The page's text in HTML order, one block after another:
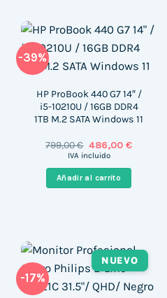
€.
-39%
HP ProBook 440 G7 14″ /
i5-10210U / 16GB DDR4
1TB M.2 SATA Windows 11
799,00€ El
precio
era:
799,00 €.
486,00 €El
es:
486,00
IVA incluido
Añadir al carrito
-17%
NUEVO